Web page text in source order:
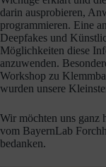
darin ausprobieren,
programmieren. Eine
Deepfakes und
Möglichkeiten diese
anzuwenden.
Workshop zu
wurden unsere
Wir möchten uns ganz
vom BayernLab
bedanken.